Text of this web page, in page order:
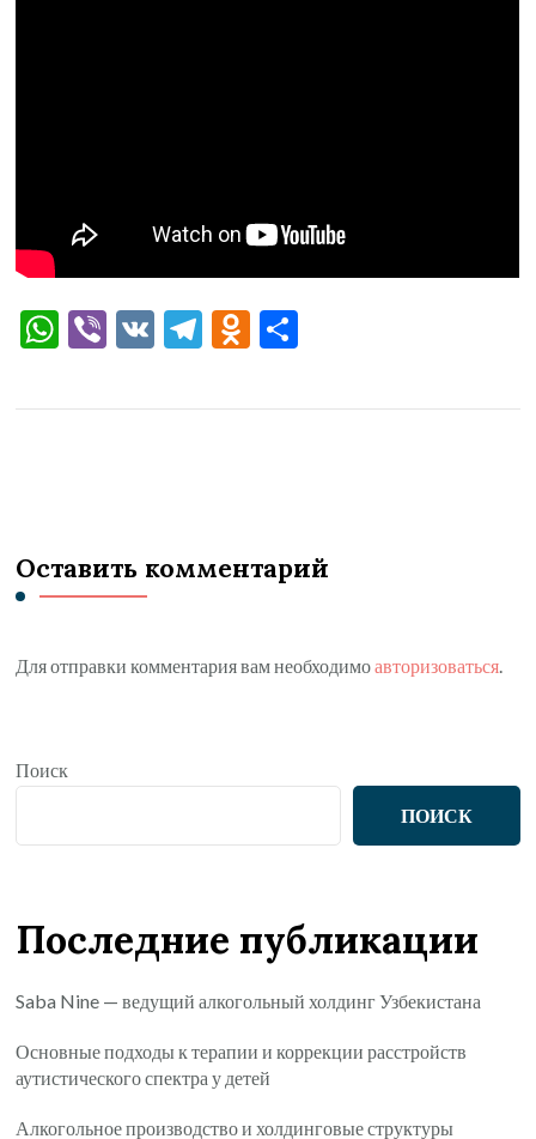
WhatsApp
Viber
VK Telegram
Odnoklassniki
Оставить комментарий
Для отправки комментария вам необходимоавторизоваться.
Поиск
ПОИСК
Последние публикации
Saba Nine — ведущий алкогольный холдинг Узбекистана
Основные подходы к терапии и коррекции расстройств
аутистического спектра у детей
Алкогольное производство и холдинговые структуры